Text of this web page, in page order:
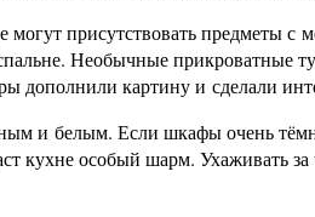
присутствовать предметы с
Необычные прикроватные
дополнили картину и сделали
и белым. Если шкафы очень
кухне особый шарм. Ухаживать